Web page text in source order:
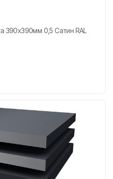
390х390мм 0,5 Сатин RAL